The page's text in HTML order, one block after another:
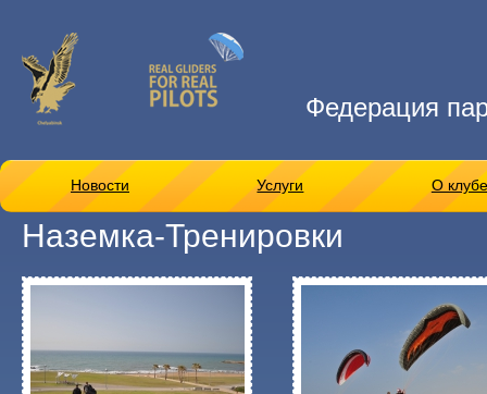
Наземка-Тренировки
Федерация
Новости Услуги О клубе